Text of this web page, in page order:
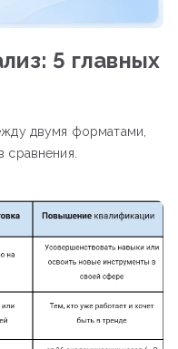
5 главных
двумя форматами,
сравнения.